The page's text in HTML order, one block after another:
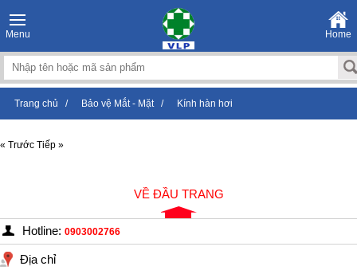
Menu Home
Trang chủ / Bảo vệ Mắt - Mặt/ Kính hàn hơi
« Trước Tiếp »
VỀ ĐẦU TRANG
Hotline: 0903002766
Địa chỉ